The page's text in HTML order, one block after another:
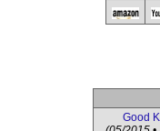
Good